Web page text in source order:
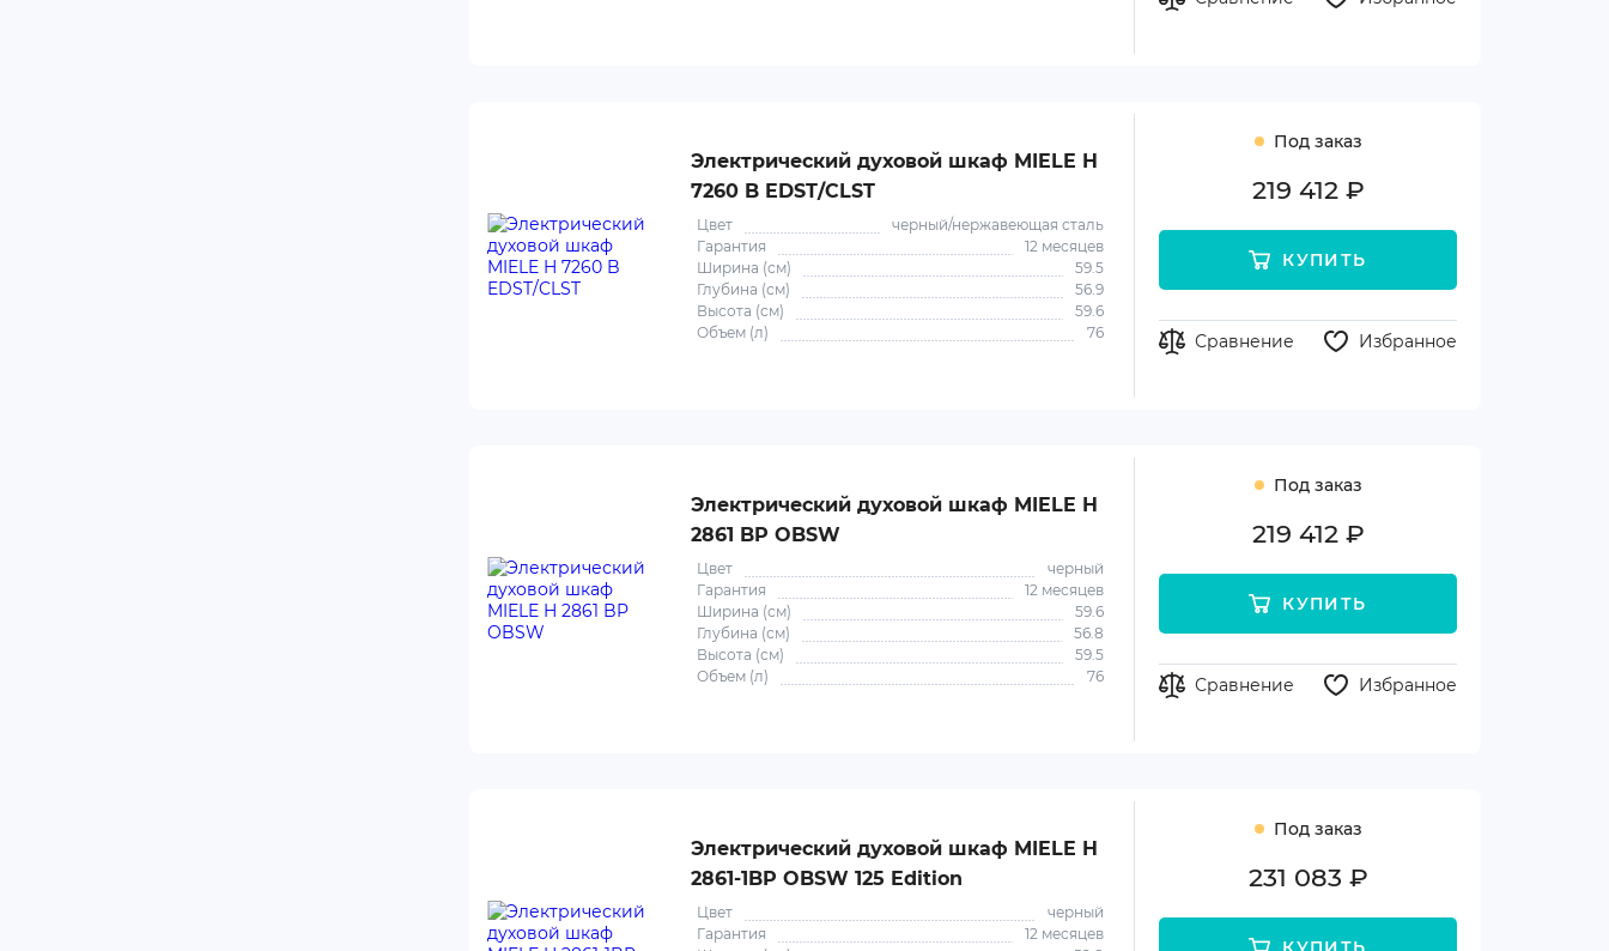
Электрический духовой шкаф MIELE H
7260 B EDST/CLST
Цвет
черный/нержавеющая сталь
Гарантия
12 месяцев
Ширина (см)
59.5
Глубина (см)
56.9
Высота (см)
59.6
Объем (л)
76
Под заказ
219 412 ₽
Сравнение Избранное
КУПИТЬ
Электрический духовой шкаф MIELE H
2861 BP OBSW
Цвет
черный
Гарантия
12 месяцев
Ширина (см)
59.6
Глубина (см)
56.8
Высота (см)
59.5
Объем (л)
76
Под заказ
219 412 ₽
Сравнение Избранное
КУПИТЬ
Электрический духовой шкаф MIELE H
2861-1BP OBSW 125 Edition
Цвет
черный
Гарантия
12 месяцев
Под заказ
231 083 ₽